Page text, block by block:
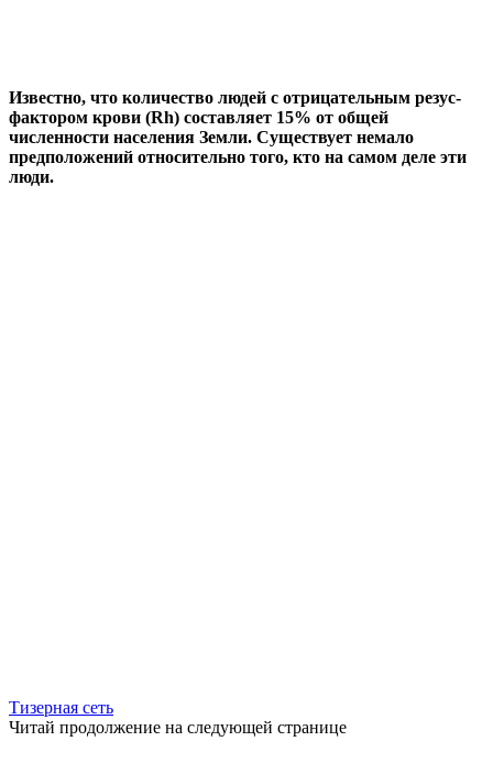
Известно, что количество людей с отрицательным резус-
фактором крови (Rh) составляет 15% от общей
численности населения Земли. Существует немало
предположений относительно того, кто на самом деле эти
люди.
Тизерная сеть
Читай продолжение на следующей странице